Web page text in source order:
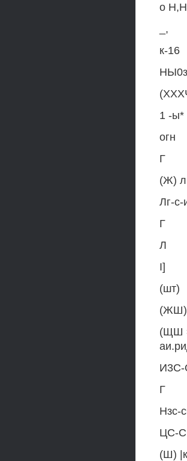
о Н,Н
_,
к-16
1 -
огн
Г
(Ж)
Лг-с-
Г
Л
I]
(шт)
(ЖШ)
(ЩШ
Г
Нзс-
ЦС-
(Ш)